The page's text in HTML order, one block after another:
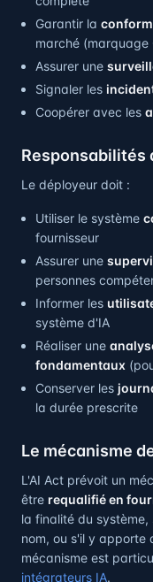
Garantir la
marché (marquage
Assurer une
Signaler les
Coopérer avec les
Responsabilités
Le déployeur doit :
Utiliser le système
fournisseur
Assurer une
personnes
Informer les
système d'IA
Réaliser une
fondamentaux
Conserver les
la durée prescrite
Le mécanisme
L'AI Act prévoit un
être requalifié en
la finalité du système,
nom, ou s'il y apporte
mécanisme est
intégrateurs IA.